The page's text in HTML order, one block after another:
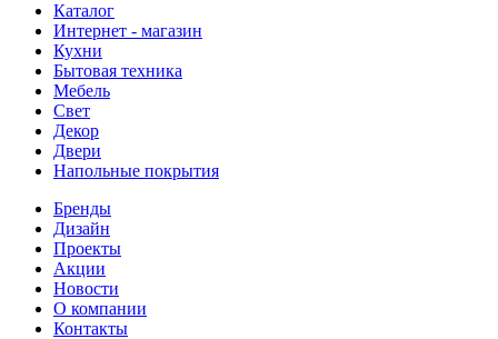
Каталог
Интернет - магазин
Кухни
Бытовая техника
Мебель
Свет
Декор
Двери
Напольные покрытия
Бренды
Дизайн
Проекты
Акции
Новости
О компании
Контакты